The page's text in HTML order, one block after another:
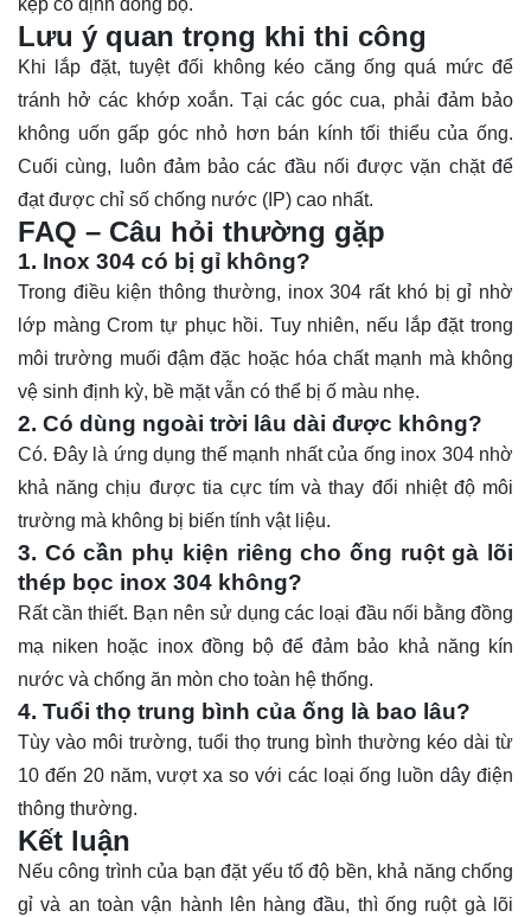
kẹp cố định đồng bộ.
Lưu ý quan trọng khi thi công
Khi lắp đặt, tuyệt đối không kéo căng ống quá mức để
tránh hở các khớp xoắn. Tại các góc cua, phải đảm bảo
không uốn gấp góc nhỏ hơn bán kính tối thiểu của ống.
Cuối cùng, luôn đảm bảo các đầu nối được vặn chặt để
đạt được chỉ số chống nước (IP) cao nhất.
FAQ – Câu hỏi thường gặp
1. Inox 304 có bị gỉ không?
Trong điều kiện thông thường, inox 304 rất khó bị gỉ nhờ
lớp màng Crom tự phục hồi. Tuy nhiên, nếu lắp đặt trong
môi trường muối đậm đặc hoặc hóa chất mạnh mà không
vệ sinh định kỳ, bề mặt vẫn có thể bị ố màu nhẹ.
2. Có dùng ngoài trời lâu dài được không?
Có. Đây là ứng dụng thế mạnh nhất của ống inox 304 nhờ
khả năng chịu được tia cực tím và thay đổi nhiệt độ môi
trường mà không bị biến tính vật liệu.
3. Có cần phụ kiện riêng cho ống ruột gà lõi
thép bọc inox 304 không?
Rất cần thiết. Bạn nên sử dụng các loại đầu nối bằng đồng
mạ niken hoặc inox đồng bộ để đảm bảo khả năng kín
nước và chống ăn mòn cho toàn hệ thống.
4. Tuổi thọ trung bình của ống là bao lâu?
Tùy vào môi trường, tuổi thọ trung bình thường kéo dài từ
10 đến 20 năm, vượt xa so với các loại ống luồn dây điện
thông thường.
Kết luận
Nếu công trình của bạn đặt yếu tố độ bền, khả năng chống
gỉ và an toàn vận hành lên hàng đầu, thì ống ruột gà lõi